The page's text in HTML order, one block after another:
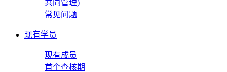
共同管理)
常见问题
现有学员
现有成员
首个查核期